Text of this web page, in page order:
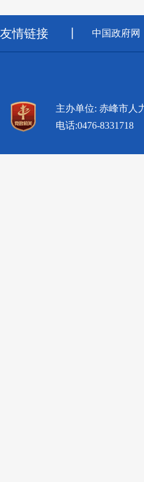
友情链接 中国政府网
主办单位: 赤峰市人
电话:0476-